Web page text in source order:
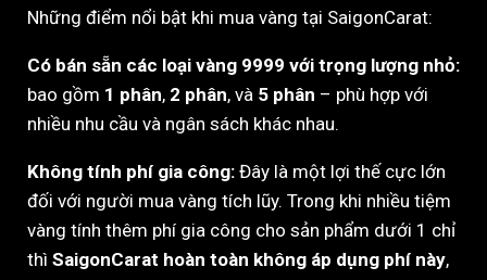
Những điểm nổi bật khi mua vàng tại SaigonCarat:
Có bán sẵn các loại vàng 9999 với trọng lượng nhỏ:
bao gồm 1 phân, 2 phân, và 5 phân – phù hợp với
nhiều nhu cầu và ngân sách khác nhau.
Không tính phí gia công: Đây là một lợi thế cực lớn
đối với người mua vàng tích lũy. Trong khi nhiều tiệm
vàng tính thêm phí gia công cho sản phẩm dưới 1 chỉ
thì SaigonCarat hoàn toàn không áp dụng phí này,